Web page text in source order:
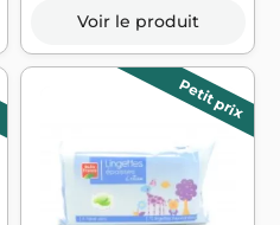
Voir le produit
Petit prix